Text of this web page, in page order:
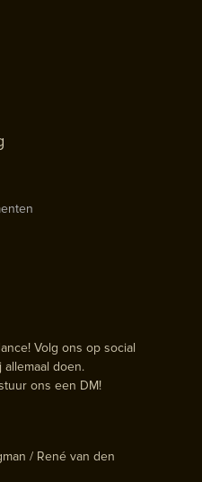
Volg ons op social
allemaal doen.
ons een DM!
/ René van den